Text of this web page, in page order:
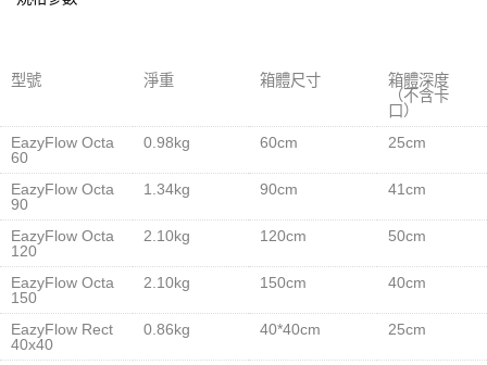
型號 淨重 箱體尺寸
箱體深度
（不含卡
口）
EazyFlow Octa
60
0.98kg 60cm 25cm
EazyFlow Octa
90
1.34kg 90cm 41cm
EazyFlow Octa
120
2.10kg 120cm 50cm
EazyFlow Octa
150
2.10kg 150cm 40cm
EazyFlow Rect
40x40
0.86kg 40*40cm 25cm